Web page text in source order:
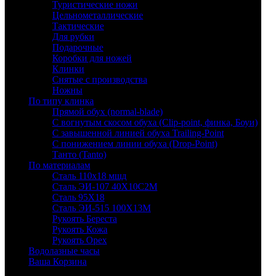
Туристические ножи
Цельнометаллические
Тактические
Для рубки
Подарочные
Коробки для ножей
Клинки
Снятые с производства
Ножны
По типу клинка
Прямой обух (normal-blade)
С вогнутым скосом обуха (Clip-point, финка, Боуи)
С завышенной линией обуха Trailing-Point
С понижением линии обуха (Drop-Point)
Танто (Tanto)
По материалам
Сталь 110х18 мшд
Сталь ЭИ-107 40Х10С2М
Сталь 95Х18
Сталь ЭИ-515 100Х13М
Рукоять Береста
Рукоять Кожа
Рукоять Орех
Водолазные часы
Ваша Корзина